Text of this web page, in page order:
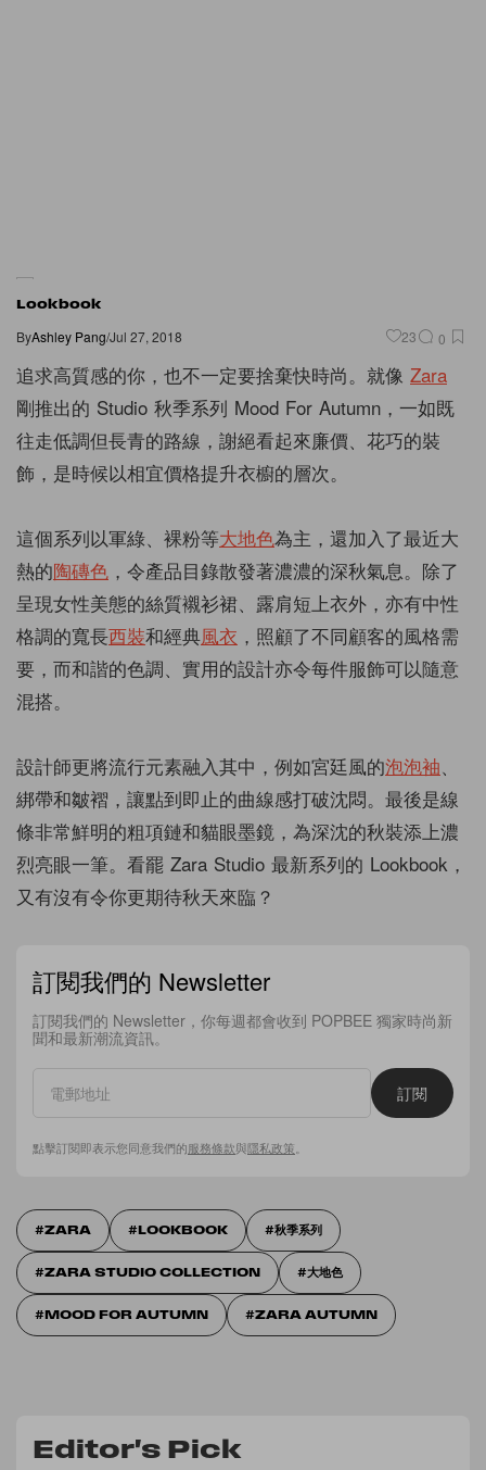
Lookbook
ByAshley Pang/Jul 27, 2018 23 0
追求高質感的你，也不一定要捨棄快時尚。就像 Zara
剛推出的 Studio 秋季系列 Mood For Autumn，一如既
往走低調但長青的路線，謝絕看起來廉價、花巧的裝
飾，是時候以相宜價格提升衣櫥的層次。
這個系列以軍綠、裸粉等大地色為主，還加入了最近大
熱的陶磚色 ，令產品目錄散發著濃濃的深秋氣息。除了
呈現女性美態的絲質襯衫裙、露肩短上衣外，亦有中性
格調的寬長西裝和經典風衣 ，照顧了不同顧客的風格需
要，而和諧的色調、實用的設計亦令每件服飾可以隨意
混搭。
設計師更將流行元素融入其中，例如宮廷風的泡泡袖、
綁帶和皺褶，讓點到即止的曲線感打破沈悶。最後是線
條非常鮮明的粗項鏈和貓眼墨鏡，為深沈的秋裝添上濃
烈亮眼一筆。看罷 Zara Studio 最新系列的 Lookbook，
又有沒有令你更期待秋天來臨？
訂閱我們的 Newsletter
訂閱我們的 Newsletter，你每週都會收到 POPBEE 獨家時尚新
聞和最新潮流資訊。
訂閱
點擊訂閱即表示您同意我們的服務條款與隱私政策
ZARA LOOKBOOK 秋季系列
ZARA STUDIO COLLECTION 大地色
MOOD FOR AUTUMN ZARA AUTUMN
Editor's Pick